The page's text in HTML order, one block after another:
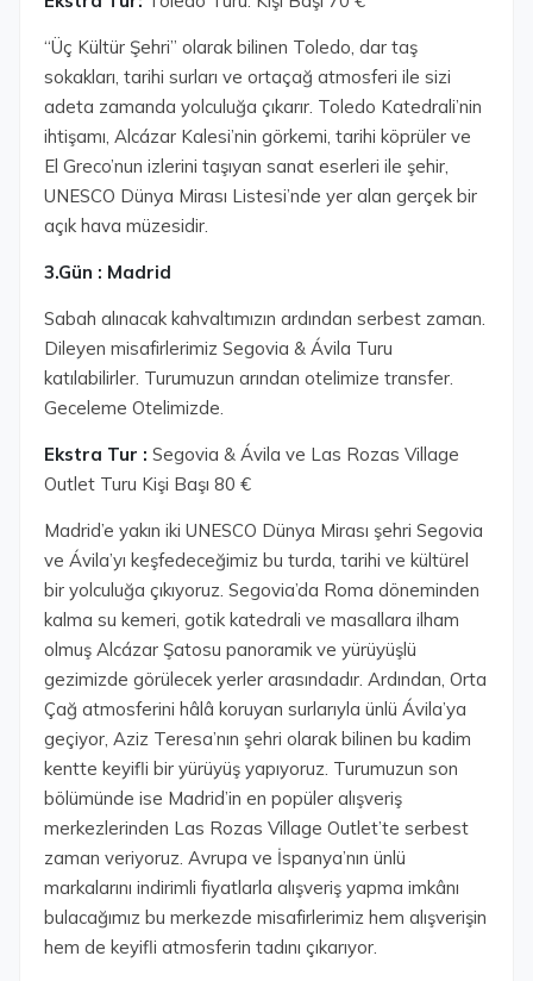
“Üç Kültür Şehri” olarak bilinen Toledo, dar taş
sokakları, tarihi surları ve ortaçağ atmosferi ile sizi
adeta zamanda yolculuğa çıkarır. Toledo Katedrali’nin
ihtişamı, Alcázar Kalesi’nin görkemi, tarihi köprüler ve
El Greco’nun izlerini taşıyan sanat eserleri ile şehir,
UNESCO Dünya Mirası Listesi’nde yer alan gerçek bir
açık hava müzesidir.
3.Gün : Madrid
Sabah alınacak kahvaltımızın ardından serbest zaman.
Dileyen misafirlerimiz Segovia & Ávila Turu
katılabilirler. Turumuzun arından otelimize transfer.
Geceleme Otelimizde.
Ekstra Tur : Segovia & Ávila ve Las Rozas Village
Outlet Turu Kişi Başı 80 €
Madrid’e yakın iki UNESCO Dünya Mirası şehri Segovia
ve Ávila’yı keşfedeceğimiz bu turda, tarihi ve kültürel
bir yolculuğa çıkıyoruz. Segovia’da Roma döneminden
kalma su kemeri, gotik katedrali ve masallara ilham
olmuş Alcázar Şatosu panoramik ve yürüyüşlü
gezimizde görülecek yerler arasındadır. Ardından, Orta
Çağ atmosferini hâlâ koruyan surlarıyla ünlü Ávila’ya
geçiyor, Aziz Teresa’nın şehri olarak bilinen bu kadim
kentte keyifli bir yürüyüş yapıyoruz. Turumuzun son
bölümünde ise Madrid’in en popüler alışveriş
merkezlerinden Las Rozas Village Outlet’te serbest
zaman veriyoruz. Avrupa ve İspanya’nın ünlü
markalarını indirimli fiyatlarla alışveriş yapma imkânı
bulacağımız bu merkezde misafirlerimiz hem alışverişin
hem de keyifli atmosferin tadını çıkarıyor.